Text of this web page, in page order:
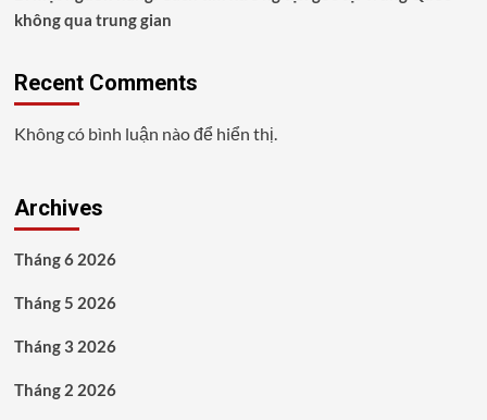
không qua trung gian
Recent Comments
Không có bình luận nào để hiển thị.
Archives
Tháng 6 2026
Tháng 5 2026
Tháng 3 2026
Tháng 2 2026